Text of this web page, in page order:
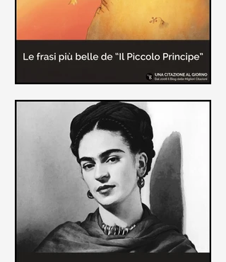
Le frasi più belle de "Il piccolo
principe" di Antoine de Saint-
Exupèry
Raccolta delle frasi più belle del
Piccolo Principe che trasmettono il
messaggio più significativo: le cose
più importanti della vita (...)